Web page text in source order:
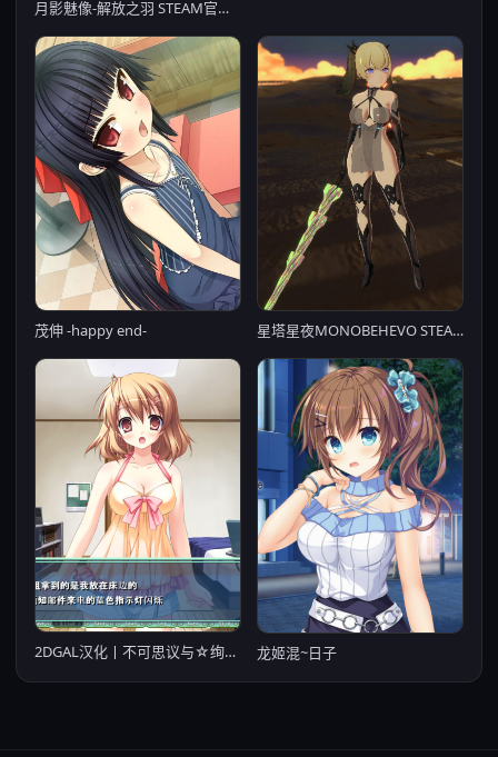
月影魅像-解放之羽 STEAM官方中文版 [血腥注意]
茂伸 -happy end- 星塔星夜MONOBEHEVO STEAM官方中文版（【PC0901】
2DGAL汉化丨不可思议与☆绚丽的魔法 云翻汉化版+存档+特典CD【20230818】 龙姬混~日子